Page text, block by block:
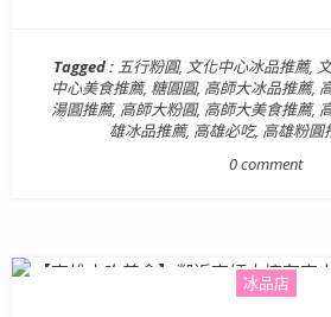
Tagged : 五行粉圓, 文化中心冰品推薦,
中心美食推薦, 糖圓圓, 高師大冰品推薦,
湯圓推薦, 高師大粉圓, 高師大美食推薦,
雄冰品推薦, 高雄必吃, 高雄粉圓
0 comment
冰品店